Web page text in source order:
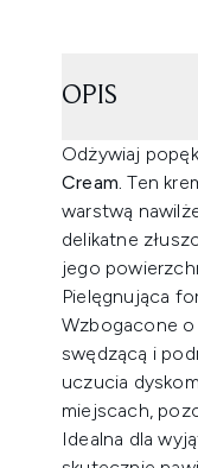
OPIS
Odżywiaj
Cream.Ten
warstwą
delikatne
jego
Pielęgnująca
Wzbogacone o
swędzącą i
uczucia
miejscach,
Idealna dla